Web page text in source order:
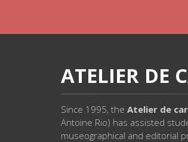
ATELIER DE
Since 1995, the Atelier de
Antoine Rio) has assisted
museographical and editorial